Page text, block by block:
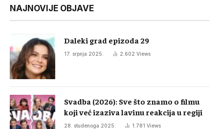
NAJNOVIJE OBJAVE
Daleki grad epizoda 29
17. srpnja 2025. 2.602 Views
Svadba (2026): Sve što znamo o filmu
koji već izaziva lavinu reakcija u regiji
28. studenoga 2025. 1.781 Views